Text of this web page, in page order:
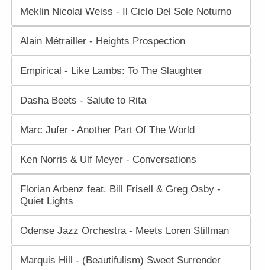
Meklin Nicolai Weiss - Il Ciclo Del Sole Noturno
Alain Métrailler - Heights Prospection
Empirical - Like Lambs: To The Slaughter
Dasha Beets - Salute to Rita
Marc Jufer - Another Part Of The World
Ken Norris & Ulf Meyer - Conversations
Florian Arbenz feat. Bill Frisell & Greg Osby -
Quiet Lights
Odense Jazz Orchestra - Meets Loren Stillman
Marquis Hill - (Beautifulism) Sweet Surrender